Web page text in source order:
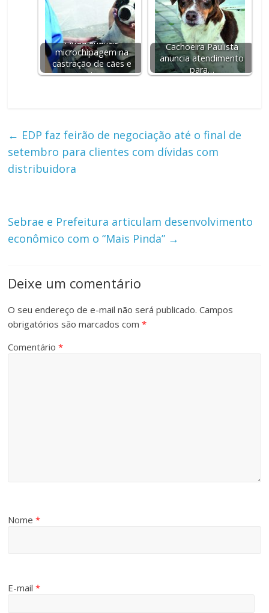
Pinda anuncia
microchipagem na
castração de cães e
gatos
Cachoeira Paulista
anuncia atendimento
para…
← EDP faz feirão de negociação até o final de
setembro para clientes com dívidas com
distribuidora
Sebrae e Prefeitura articulam desenvolvimento
econômico com o “Mais Pinda” →
Deixe um comentário
O seu endereço de e-mail não será publicado. Campos
obrigatórios são marcados com*
Comentário*
Nome*
E-mail*